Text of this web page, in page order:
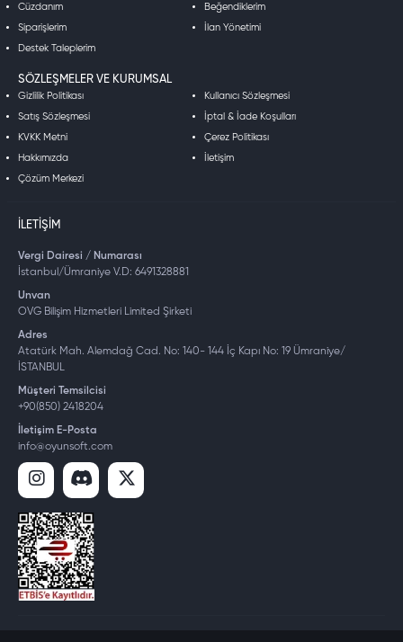
Cüzdanım Beğendiklerim
Siparişlerim İlan Yönetimi
Destek Taleplerim
SÖZLEŞMELER VE KURUMSAL
Gizlilik Politikası Kullanıcı Sözleşmesi
Satış Sözleşmesi İptal & İade Koşulları
KVKK Metni Çerez Politikası
Hakkımızda İletişim
Çözüm Merkezi
İLETIŞIM
Vergi Dairesi / Numarası
İstanbul/Ümraniye V.D: 6491328881
Unvan
OVG Bilişim Hizmetleri Limited Şirketi
Adres
Atatürk Mah. Alemdağ Cad. No: 140- 144 İç Kapı No: 19 Ümraniye/
İSTANBUL
Müşteri Temsilcisi
+90(850) 2418204
İletişim E-Posta
info@oyunsoft.com